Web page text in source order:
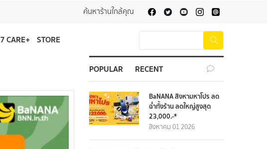
ค้นหาร้านใกล้คุณ
7 CARE+ STORE
POPULAR RECENT
BaNANA สิงหามหาโปร ลด
ฉ่ำทั้งร้าน ลดใหญ่สูงสุด
23,000.-*
สิงหาคม 01 2026